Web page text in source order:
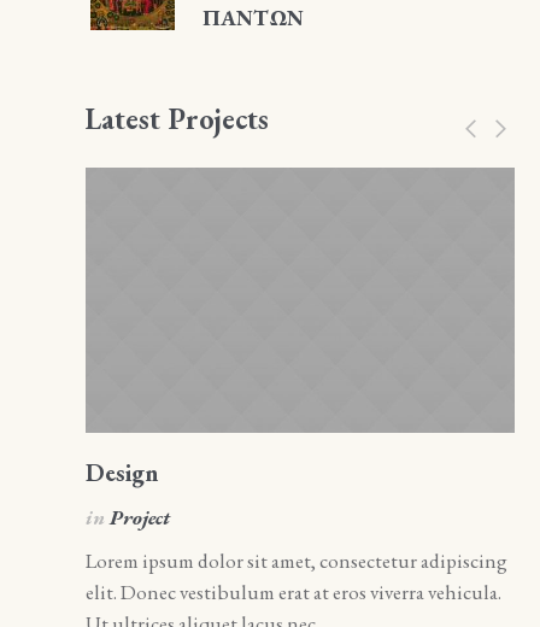
ΠΑΝΤΩΝ
Latest Projects
Design
inProject
Lorem ipsum dolor sit amet, consectetur adipiscing
elit. Donec vestibulum erat at eros viverra vehicula.